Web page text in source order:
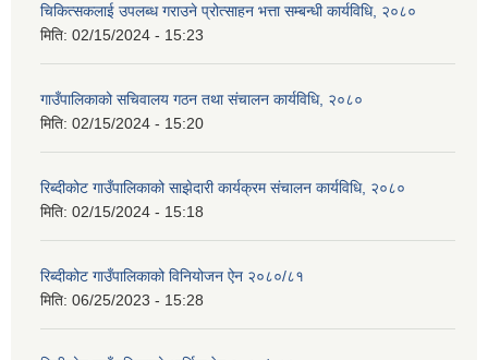
चिकित्सकलाई उपलब्ध गराउने प्रोत्साहन भत्ता सम्बन्धी कार्यविधि, २०८०
मिति: 02/15/2024 - 15:23
गाउँपालिकाको सचिवालय गठन तथा संचालन कार्यविधि, २०८०
मिति: 02/15/2024 - 15:20
रिब्दीकोट गाउँपालिकाको साझेदारी कार्यक्रम संचालन कार्यविधि, २०८०
मिति: 02/15/2024 - 15:18
रिब्दीकोट गाउँपालिकाको विनियोजन ऐन २०८०/८१
मिति: 06/25/2023 - 15:28